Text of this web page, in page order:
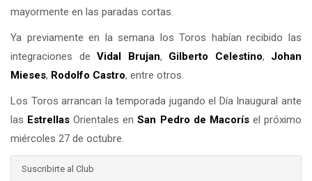
mayormente en las paradas cortas.
Ya previamente en la semana los Toros habían recibido las
integraciones de Vidal Brujan, Gilberto Celestino, Johan
Mieses, Rodolfo Castro, entre otros.
Los Toros arrancan la temporada jugando el Día Inaugural ante
las Estrellas Orientales enSan Pedro de Macorísel próximo
miércoles 27 de octubre.
Suscribirte al Club